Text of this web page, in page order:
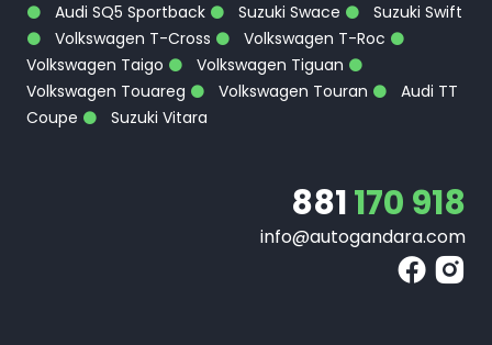
Audi SQ5 Sportback
Suzuki Swace
Suzuki Swift
Volkswagen T-Cross
Volkswagen T-Roc
Volkswagen Taigo
Volkswagen Tiguan
Volkswagen Touareg
Volkswagen Touran
Audi TT
Coupe
Suzuki Vitara
881170 918
info@autogandara.com